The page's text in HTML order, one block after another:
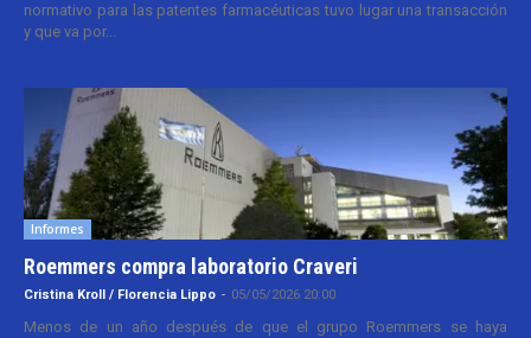
normativo para las patentes farmacéuticas tuvo lugar una transacción
y que va por...
Informes
Roemmers compra laboratorio Craveri
Cristina Kroll / Florencia Lippo - 05/05/2026 20:00
Menos de un año después de que el grupo Roemmers se haya